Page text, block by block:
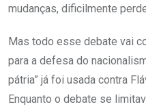
mudanças, dificilmente
Mas todo esse debate vai
para a defesa do
pátria” já foi usada contra
Enquanto o debate se